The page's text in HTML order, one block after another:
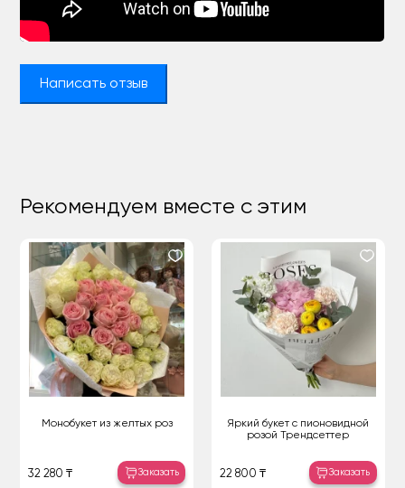
Написать отзыв
Рекомендуем вместе с этим
Монобукет из желтых роз
32 280 ₸ Заказать
Яркий букет с пионовидной
розой Трендсеттер
22 800 ₸ Заказать